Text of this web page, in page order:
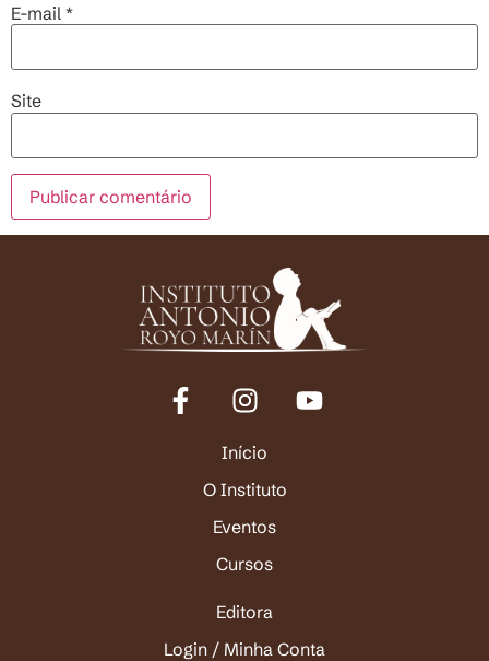
E-mail *
Site
Início
O Instituto
Eventos
Cursos
Editora
Login / Minha Conta